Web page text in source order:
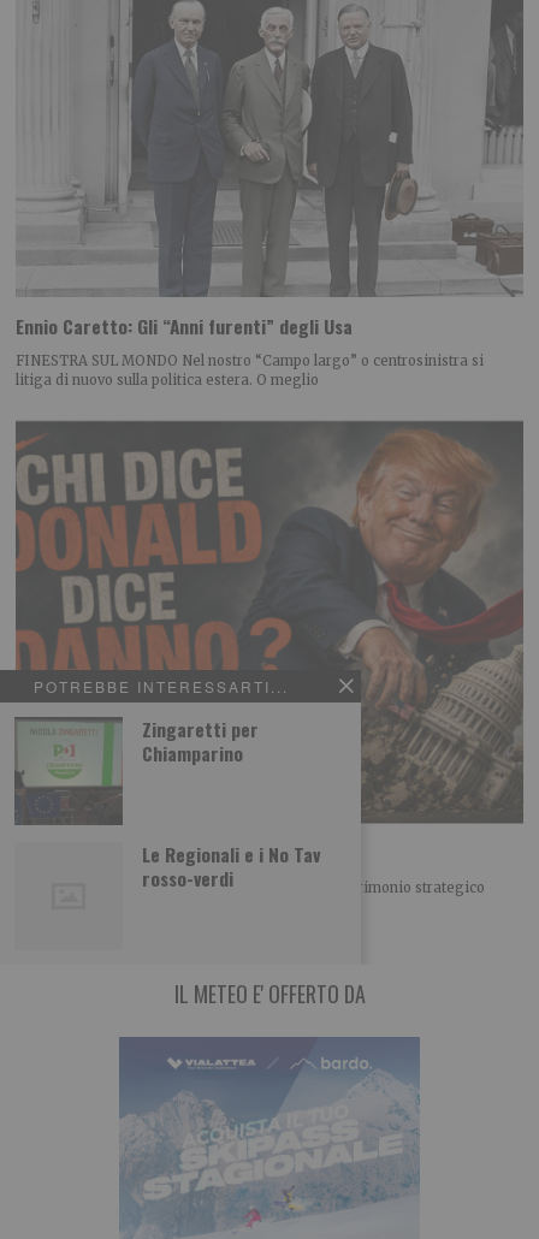
POTREBBE INTERESSARTI...
Zingaretti per
Chiamparino
Le Regionali e i No Tav
rosso-verdi
Ennio Caretto: Gli “Anni furenti” degli Usa
FINESTRA SUL MONDO Nel nostro “Campo largo” o centrosinistra si
litiga di nuovo sulla politica estera. O meglio
Chi dice Donald dice Danno?
IL PUNTASPILLI di Luca Martina Il principale patrimonio strategico
IL METEO E' OFFERTO DA